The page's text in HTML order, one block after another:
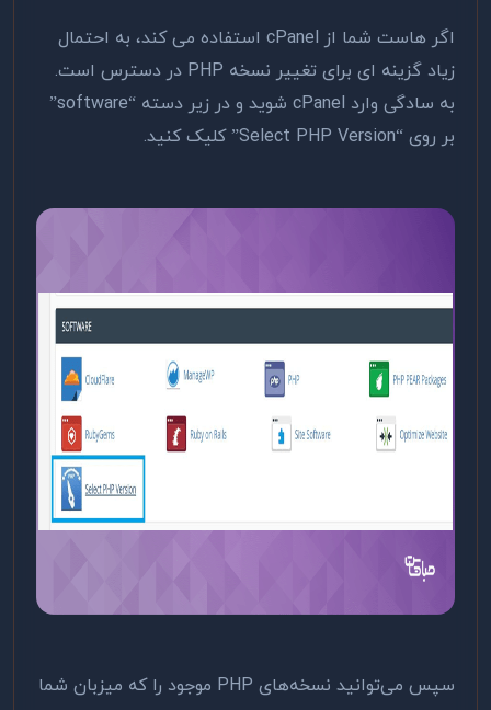
اگر هاست شما از cPanel استفاده می کند، به احتمال
زیاد گزینه ای برای تغییر نسخه PHP در دسترس است.
به سادگی وارد cPanel شوید و در زیر دسته “software”
بر روی “Select PHP Version” کلیک کنید.
سپس می‌توانید نسخه‌های PHP موجود را که میزبان شما